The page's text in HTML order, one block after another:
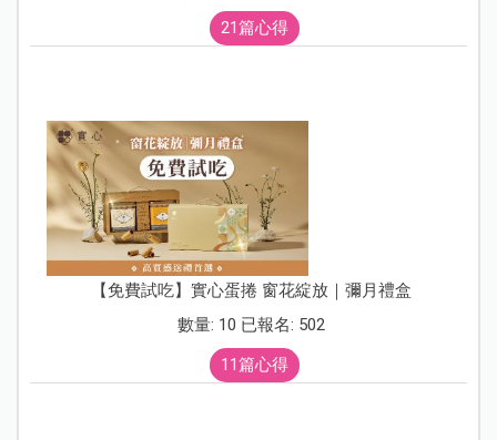
21篇心得
【免費試吃】實心蛋捲 窗花綻放｜彌月禮盒
數量: 10 已報名: 502
11篇心得